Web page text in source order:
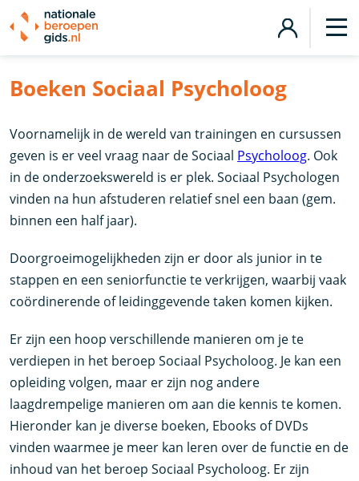
Boeken Sociaal Psycholoog
Voornamelijk in de wereld van trainingen en cursussen
geven is er veel vraag naar de Sociaal Psycholoog. Ook
in de onderzoekswereld is er plek. Sociaal Psychologen
vinden na hun afstuderen relatief snel een baan (gem.
binnen een half jaar).
Doorgroeimogelijkheden zijn er door als junior in te
stappen en een seniorfunctie te verkrijgen, waarbij vaak
coördinerende of leidinggevende taken komen kijken.
Er zijn een hoop verschillende manieren om je te
verdiepen in het beroep Sociaal Psycholoog. Je kan een
opleiding volgen, maar er zijn nog andere
laagdrempelige manieren om aan die kennis te komen.
Hieronder kan je diverse boeken, Ebooks of DVDs
vinden waarmee je meer kan leren over de functie en de
inhoud van het beroep Sociaal Psycholoog. Er zijn